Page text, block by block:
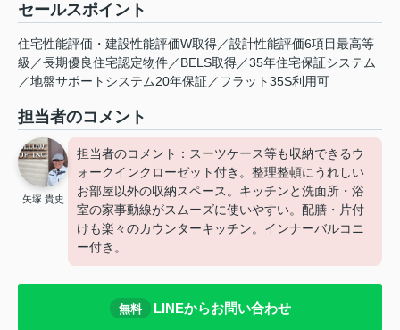
セールスポイント
住宅性能評価・建設性能評価W取得／設計性能評価6項目最高等
級／長期優良住宅認定物件／BELS取得／35年住宅保証システム
／地盤サポートシステム20年保証／フラット35S利用可
担当者のコメント
矢塚 貴史
担当者のコメント：スーツケース等も収納できるウ
ォークインクローゼット付き。整理整頓にうれしい
お部屋以外の収納スペース。キッチンと洗面所・浴
室の家事動線がスムーズに使いやすい。配膳・片付
けも楽々のカウンターキッチン。インナーバルコニ
ー付き。
無料 LINEからお問い合わせ